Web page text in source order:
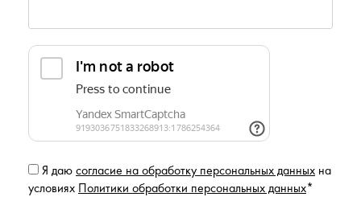
Я даю согласие на обработку персональных данных на
условиях Политики обработки персональных данных*